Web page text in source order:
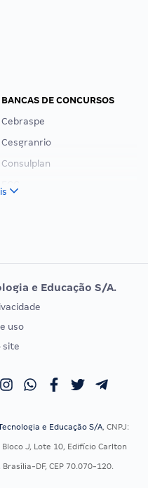
BANCAS DE CONCURSOS
Cebraspe
Cesgranrio
Consulplan
Vunesp
EXAME DE ORDEM
Calendário OAB
e Educação S/A.
uso
site
e Educação S/A, CNPJ:
J, Lote 10, Edifício Carlton
Brasília-DF, CEP 70.070-120.